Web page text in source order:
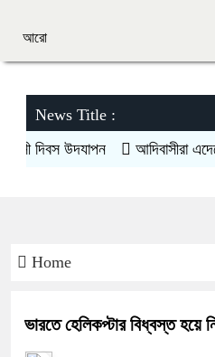
আরো
News Title :
দিবস উদযাপন
আদিবাসীরা
Home
ভারতে হেলিকপ্টার বিধ্বস্ত হয়ে